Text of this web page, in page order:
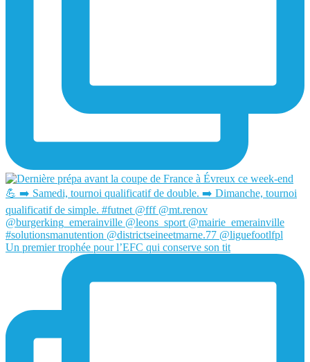
Un premier trophée pour l’EFC qui conserve son tit